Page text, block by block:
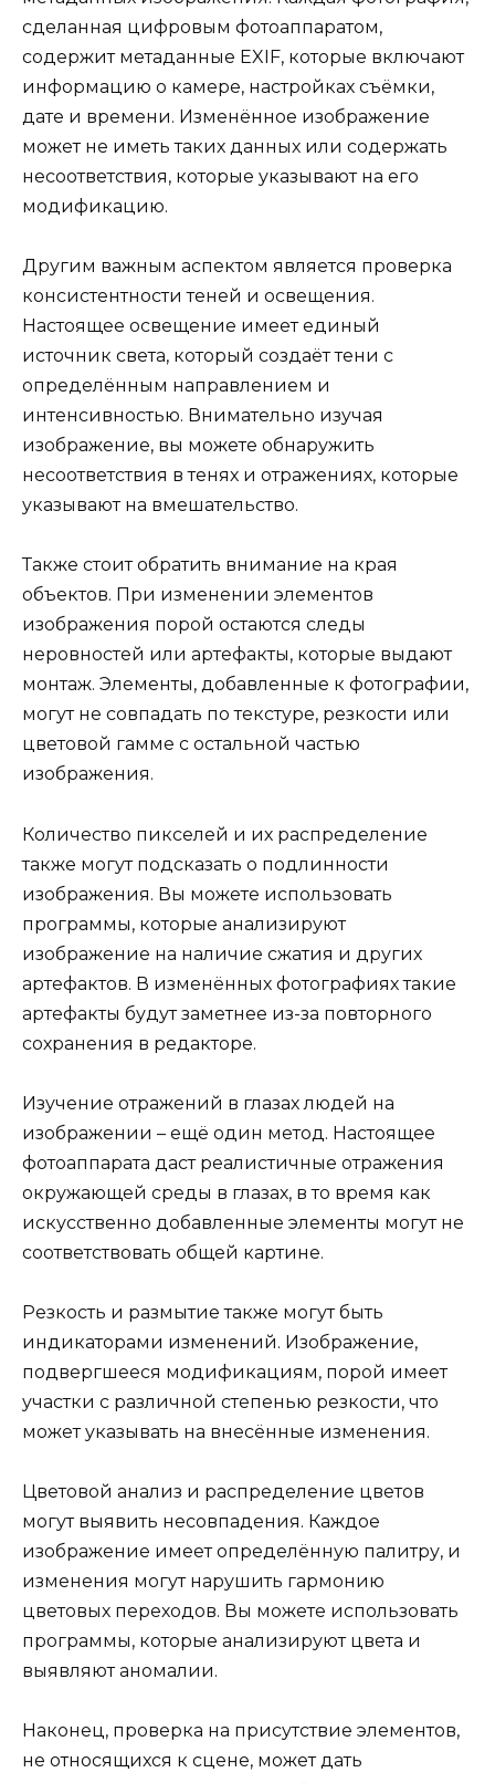
сделанная цифровым фотоаппаратом,
содержит метаданные EXIF, которые включают
информацию о камере, настройках съёмки,
дате и времени. Изменённое изображение
может не иметь таких данных или содержать
несоответствия, которые указывают на его
модификацию.
Другим важным аспектом является проверка
консистентности теней и освещения.
Настоящее освещение имеет единый
источник света, который создаёт тени с
определённым направлением и
интенсивностью. Внимательно изучая
изображение, вы можете обнаружить
несоответствия в тенях и отражениях, которые
указывают на вмешательство.
Также стоит обратить внимание на края
объектов. При изменении элементов
изображения порой остаются следы
неровностей или артефакты, которые выдают
монтаж. Элементы, добавленные к фотографии,
могут не совпадать по текстуре, резкости или
цветовой гамме с остальной частью
изображения.
Количество пикселей и их распределение
также могут подсказать о подлинности
изображения. Вы можете использовать
программы, которые анализируют
изображение на наличие сжатия и других
артефактов. В изменённых фотографиях такие
артефакты будут заметнее из-за повторного
сохранения в редакторе.
Изучение отражений в глазах людей на
изображении – ещё один метод. Настоящее
фотоаппарата даст реалистичные отражения
окружающей среды в глазах, в то время как
искусственно добавленные элементы могут не
соответствовать общей картине.
Резкость и размытие также могут быть
индикаторами изменений. Изображение,
подвергшееся модификациям, порой имеет
участки с различной степенью резкости, что
может указывать на внесённые изменения.
Цветовой анализ и распределение цветов
могут выявить несовпадения. Каждое
изображение имеет определённую палитру, и
изменения могут нарушить гармонию
цветовых переходов. Вы можете использовать
программы, которые анализируют цвета и
выявляют аномалии.
Наконец, проверка на присутствие элементов,
не относящихся к сцене, может дать